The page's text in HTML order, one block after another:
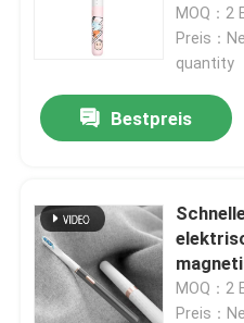
MOQ：2
Preis：
quantity
Bestpreis
MOQ：2
Preis：